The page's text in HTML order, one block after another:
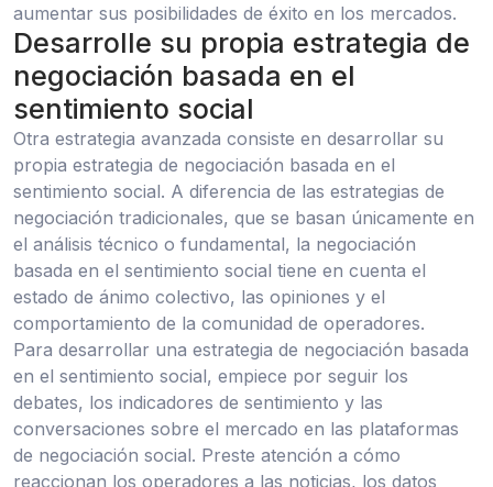
aumentar sus posibilidades de éxito en los mercados.
Desarrolle su propia estrategia de
negociación basada en el
sentimiento social
Otra estrategia avanzada consiste en desarrollar su
propia estrategia de negociación basada en el
sentimiento social. A diferencia de las estrategias de
negociación tradicionales, que se basan únicamente en
el análisis técnico o fundamental, la negociación
basada en el sentimiento social tiene en cuenta el
estado de ánimo colectivo, las opiniones y el
comportamiento de la comunidad de operadores.
Para desarrollar una estrategia de negociación basada
en el sentimiento social, empiece por seguir los
debates, los indicadores de sentimiento y las
conversaciones sobre el mercado en las plataformas
de negociación social. Preste atención a cómo
reaccionan los operadores a las noticias, los datos